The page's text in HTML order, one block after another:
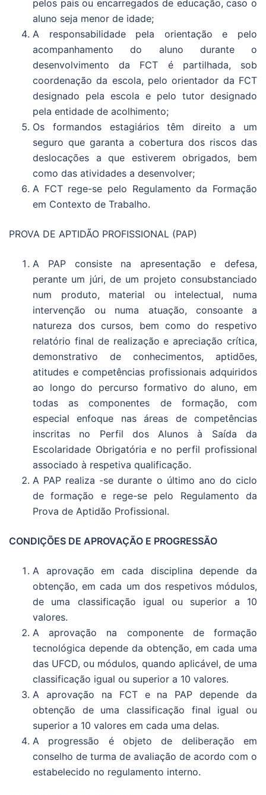
pelos pais ou encarregados de educação, caso o
aluno seja menor de idade;
A responsabilidade pela orientação e pelo
acompanhamento do aluno durante o
desenvolvimento da FCT é partilhada, sob
coordenação da escola, pelo orientador da FCT
designado pela escola e pelo tutor designado
pela entidade de acolhimento;
Os formandos estagiários têm direito a um
seguro que garanta a cobertura dos riscos das
deslocações a que estiverem obrigados, bem
como das atividades a desenvolver;
A FCT rege-se pelo Regulamento da Formação
em Contexto de Trabalho.
PROVA DE APTIDÃO PROFISSIONAL (PAP)
A PAP consiste na apresentação e defesa,
perante um júri, de um projeto consubstanciado
num produto, material ou intelectual, numa
intervenção ou numa atuação, consoante a
natureza dos cursos, bem como do respetivo
relatório final de realização e apreciação crítica,
demonstrativo de conhecimentos, aptidões,
atitudes e competências profissionais adquiridos
ao longo do percurso formativo do aluno, em
todas as componentes de formação, com
especial enfoque nas áreas de competências
inscritas no Perfil dos Alunos à Saída da
Escolaridade Obrigatória e no perfil profissional
associado à respetiva qualificação.
A PAP realiza -se durante o último ano do ciclo
de formação e rege-se pelo Regulamento da
Prova de Aptidão Profissional.
CONDIÇÕES DE APROVAÇÃO E PROGRESSÃO
A aprovação em cada disciplina depende da
obtenção, em cada um dos respetivos módulos,
de uma classificação igual ou superior a 10
valores.
A aprovação na componente de formação
tecnológica depende da obtenção, em cada uma
das UFCD, ou módulos, quando aplicável, de uma
classificação igual ou superior a 10 valores.
A aprovação na FCT e na PAP depende da
obtenção de uma classificação final igual ou
superior a 10 valores em cada uma delas.
A progressão é objeto de deliberação em
conselho de turma de avaliação de acordo com o
estabelecido no regulamento interno.